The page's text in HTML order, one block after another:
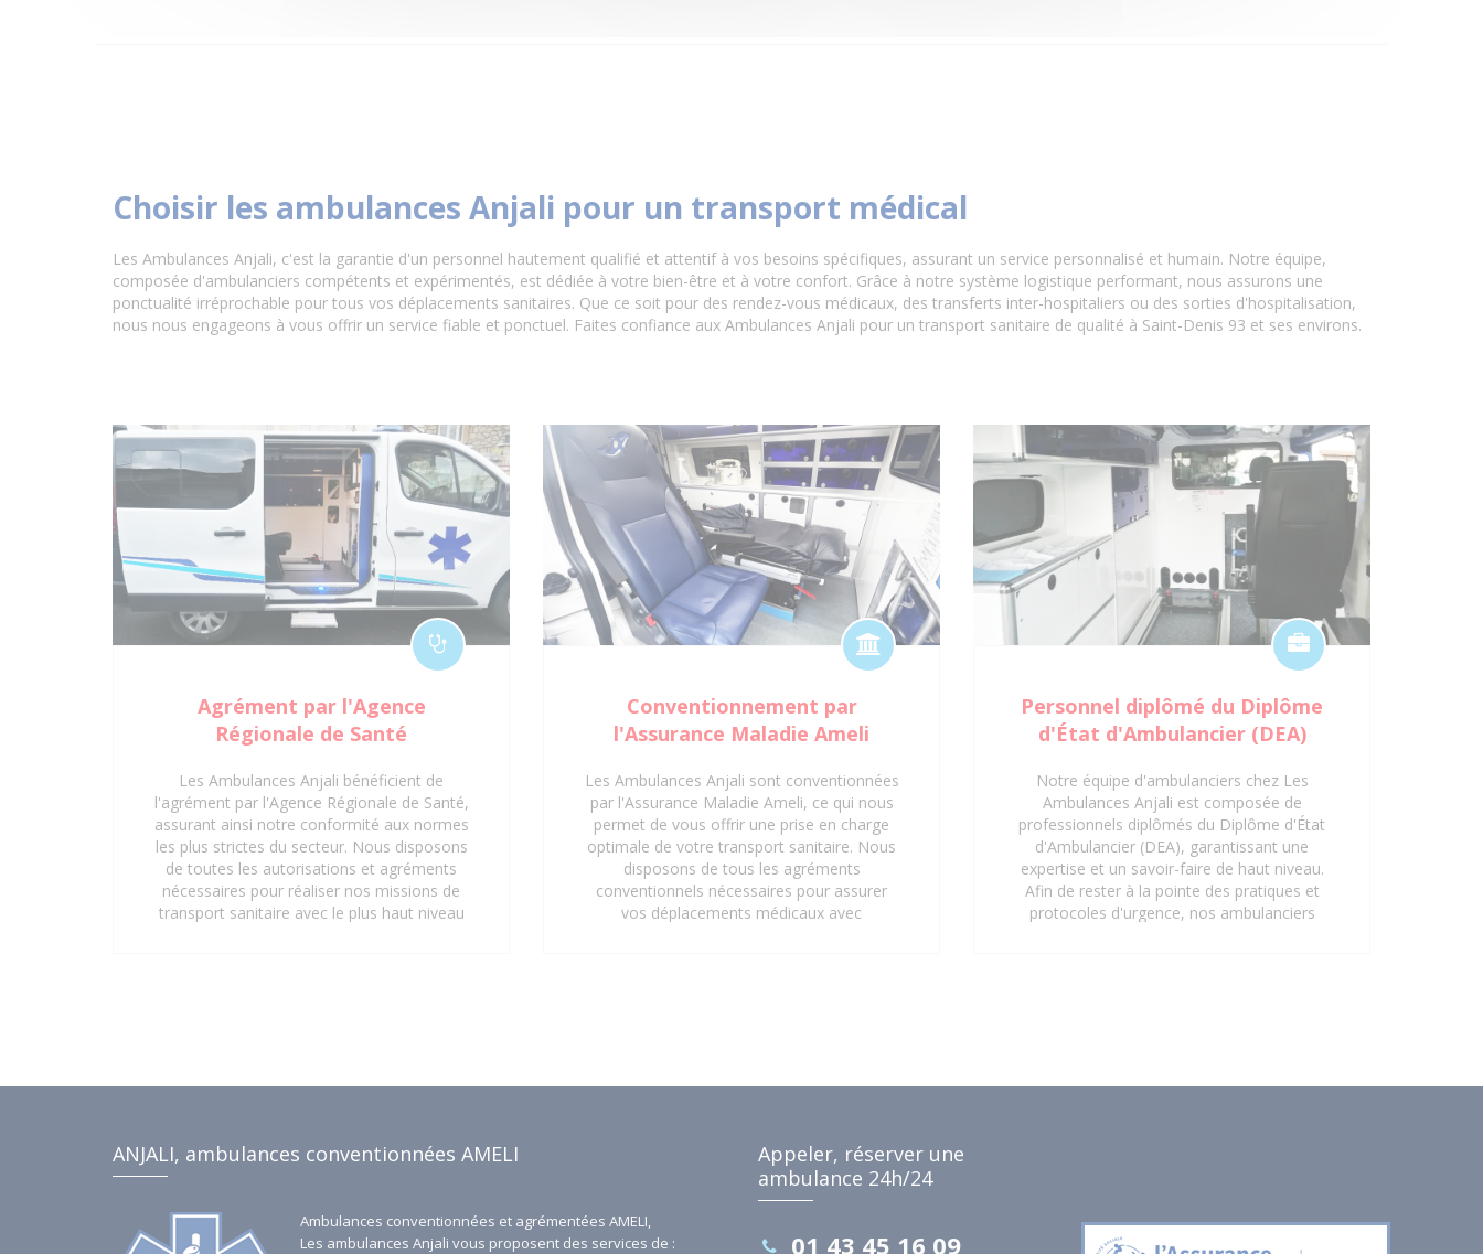
Choisir les ambulances Anjali pour un transport médical
Les Ambulances Anjali, c'est la garantie d'un personnel hautement qualifié et attentif à vos besoins spécifiques, assurant un service personnalisé et humain. Notre équipe,
composée d'ambulanciers compétents et expérimentés, est dédiée à votre bien-être et à votre confort. Grâce à notre système logistique performant, nous assurons une
ponctualité irréprochable pour tous vos déplacements sanitaires. Que ce soit pour des rendez-vous médicaux, des transferts inter-hospitaliers ou des sorties d'hospitalisation,
nous nous engageons à vous offrir un service fiable et ponctuel. Faites confiance aux Ambulances Anjali pour un transport sanitaire de qualité à Saint-Denis 93 et ses environs.
Agrément par l'Agence
Régionale de Santé
Les Ambulances Anjali bénéficient de
l'agrément par l'Agence Régionale de Santé,
assurant ainsi notre conformité aux normes
les plus strictes du secteur. Nous disposons
de toutes les autorisations et agréments
nécessaires pour réaliser nos missions de
transport sanitaire avec le plus haut niveau
agréments pour un service de transport
Conventionnement par
l'Assurance Maladie Ameli
Les Ambulances Anjali sont conventionnées
par l'Assurance Maladie Ameli, ce qui nous
permet de vous offrir une prise en charge
optimale de votre transport sanitaire. Nous
disposons de tous les agréments
conventionnels nécessaires pour assurer
vos déplacements médicaux avec
transport sanitaire conventionné et de
Personnel diplômé du Diplôme
d'État d'Ambulancier (DEA)
Notre équipe d'ambulanciers chez Les
Ambulances Anjali est composée de
professionnels diplômés du Diplôme d'État
d'Ambulancier (DEA), garantissant une
expertise et un savoir-faire de haut niveau.
Afin de rester à la pointe des pratiques et
protocoles d'urgence, nos ambulanciers
confiance à notre personnel qualifié pour
ANJALI, ambulances conventionnées AMELI
Ambulances conventionnées et agrémentées AMELI,
Les ambulances Anjali vous proposent des services de :
Appeler, réserver une
ambulance 24h/24
01 43 45 16 09